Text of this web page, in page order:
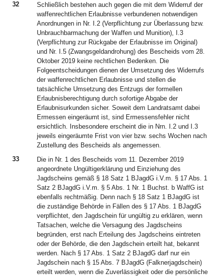
32
Schließlich bestehen auch gegen die mit dem Widerruf der
waffenrechtlichen Erlaubnisse verbundenen notwendigen
Anordnungen in Nr. I.2 (Verpflichtung zur Überlassung bzw.
Unbrauchbarmachung der Waffen und Munition), I.3
(Verpflichtung zur Rückgabe der Erlaubnisse im Original)
und Nr. I.5 (Zwangsgeldandrohung) des Bescheids vom 28.
Oktober 2019 keine rechtlichen Bedenken. Die
Folgeentscheidungen dienen der Umsetzung des Widerrufs
der waffenrechtlichen Erlaubnisse und stellen die
tatsächliche Umsetzung des Entzugs der formellen
Erlaubnisberechtigung durch sofortige Abgabe der
Erlaubnisurkunden sicher. Soweit dem Landratsamt dabei
Ermessen eingeräumt ist, sind Ermessensfehler nicht
ersichtlich. Insbesondere erscheint die in Nrn. I.2 und I.3
jeweils eingeräumte Frist von vier bzw. sechs Wochen nach
Zustellung des Bescheids als angemessen.
33
Die in Nr. 1 des Bescheids vom 11. Dezember 2019
angeordnete Ungültigerklärung und Einziehung des
Jagdscheins gemäß § 18 Satz 1 BJagdG i.V.m. § 17 Abs. 1
Satz 2 BJagdG i.V.m. § 5 Abs. 1 Nr. 1 Buchst. b WaffG ist
ebenfalls rechtmäßig. Denn nach § 18 Satz 1 BJagdG ist
die zuständige Behörde in Fällen des § 17 Abs. 1 BJagdG
verpflichtet, den Jagdschein für ungültig zu erklären, wenn
Tatsachen, welche die Versagung des Jagdscheins
begründen, erst nach Erteilung des Jagdscheins eintreten
oder der Behörde, die den Jagdschein erteilt hat, bekannt
werden. Nach § 17 Abs. 1 Satz 2 BJagdG darf nur ein
Jagdschein nach § 15 Abs. 7 BJagdG (Falknerjagdschein)
erteilt werden, wenn die Zuverlässigkeit oder die persönliche